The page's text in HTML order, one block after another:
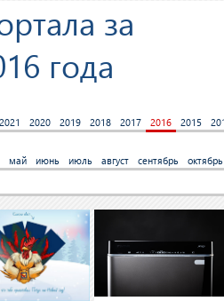
за
года
2021 2020 2019 2018 2017 2016 2015
май июнь июль август сентябрь октябрь